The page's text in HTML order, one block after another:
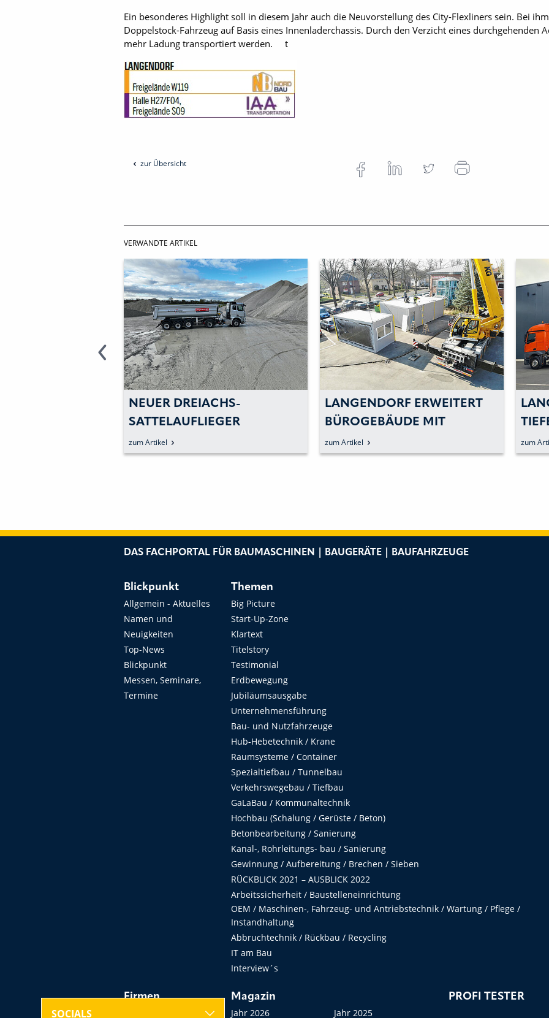
Ein besonderes Highlight soll in diesem Jahr auch die Neuvorstellung des City-Flexliners sein. Bei
Doppelstock-Fahrzeug auf Basis eines Innenladerchassis. Durch den Verzicht eines durchgehenden
mehr Ladung transportiert werden. t
zur Übersicht
VERWANDTE ARTIKEL
NEUER DREIACHS-
SATTELAUFLIEGER
zum Artikel
LANGENDORF ERWEITERT
BÜROGEBÄUDE MIT
CONTAINERN, BIS NEUES
WERK GEBAUT WIRD
zum Artikel zum
DAS FACHPORTAL FÜR BAUMASCHINEN | BAUGERÄTE | BAUFAHRZEUGE
Blickpunkt
Allgemein - Aktuelles
Namen und
Neuigkeiten
Top-News
Blickpunkt
Messen, Seminare,
Termine
Themen
Big Picture
Start-Up-Zone
Klartext
Titelstory
Testimonial
Erdbewegung
Jubiläumsausgabe
Unternehmensführung
Bau- und Nutzfahrzeuge
Hub-Hebetechnik / Krane
Raumsysteme / Container
Spezialtiefbau / Tunnelbau
Verkehrswegebau / Tiefbau
GaLaBau / Kommunaltechnik
Hochbau (Schalung / Gerüste / Beton)
Betonbearbeitung / Sanierung
Kanal-, Rohrleitungs- bau / Sanierung
Gewinnung / Aufbereitung / Brechen / Sieben
RÜCKBLICK 2021 – AUSBLICK 2022
Arbeitssicherheit / Baustelleneinrichtung
OEM / Maschinen-, Fahrzeug- und Antriebstechnik / Wartung / Pflege /
Instandhaltung
Abbruchtechnik / Rückbau / Recycling
IT am Bau
Interview´s
Firmen Magazin
Jahr 2026 Jahr 2025
PROFI TESTER
SOCIALS